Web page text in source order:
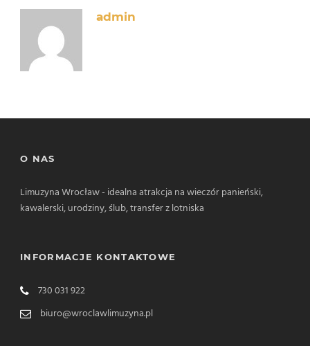
admin
O NAS
Limuzyna Wrocław - idealna atrakcja na wieczór panieński,
kawalerski, urodziny, ślub, transfer z lotniska
INFORMACJE KONTAKTOWE
730 031 922
biuro@wroclawlimuzyna.pl